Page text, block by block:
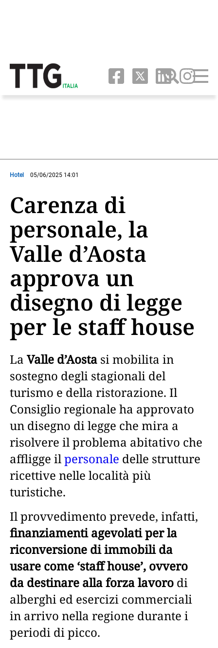
Hotel 05/06/2025 14:01
Carenza di
personale, la
Valle d’Aosta
approva un
disegno di legge
per le staff house
La Valle d’Aosta si mobilita in
sostegno degli stagionali del
turismo e della ristorazione. Il
Consiglio regionale ha approvato
un disegno di legge che mira a
risolvere il problema abitativo che
affligge ilpersonale delle strutture
ricettive nelle località più
turistiche.
Il provvedimento prevede, infatti,
finanziamenti agevolati per la
riconversione di immobili da
usare come ‘staff house’, ovvero
da destinare alla forza lavoro di
alberghi ed esercizi commerciali
in arrivo nella regione durante i
periodi di picco.